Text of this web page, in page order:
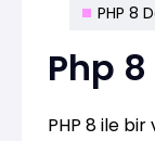
PHP 8
Php
PHP 8 ile bir